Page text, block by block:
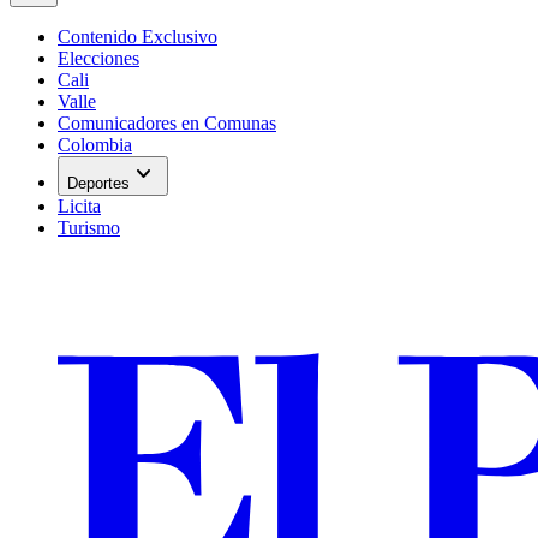
Contenido Exclusivo
Elecciones
Cali
Valle
Comunicadores en Comunas
Colombia
Deportes expand_more
Licita
Turismo